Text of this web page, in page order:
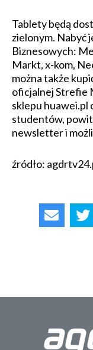
Tablety będą
zielonym. Nabyć
Biznesowych:
Markt, x-kom,
można także
oficjalnej Strefie
sklepu huawei.pl
studentów,
newsletter i
źródło: